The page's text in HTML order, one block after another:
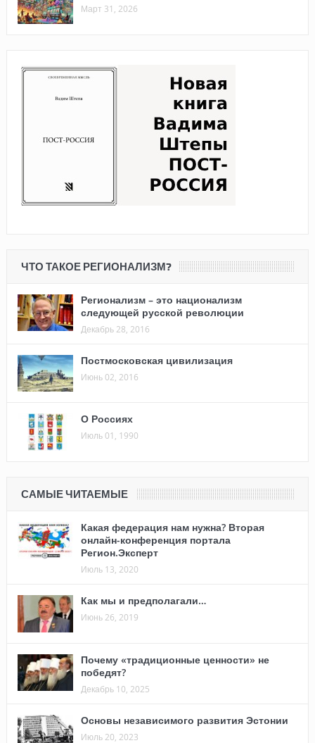
Март 31, 2026
ЧТО ТАКОЕ РЕГИОНАЛИЗМ?
Регионализм – это национализм
следующей русской революции
Декабрь 28, 2016
Постмосковская цивилизация
Июнь 02, 2016
О Россиях
Июль 01, 1990
САМЫЕ ЧИТАЕМЫЕ
Какая федерация нам нужна? Вторая
онлайн-конференция портала
Регион.Эксперт
Июль 13, 2020
Как мы и предполагали…
Июнь 26, 2019
Почему «традиционные ценности» не
победят?
Декабрь 10, 2025
Основы независимого развития Эстонии
Июль 20, 2023